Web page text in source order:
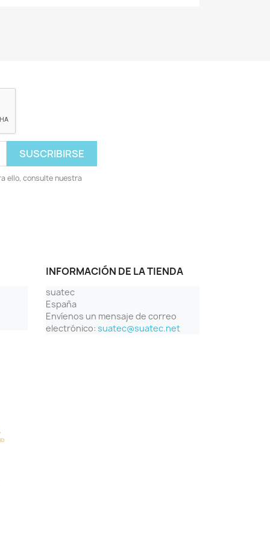
ello, consulte nuestra
INFORMACIÓN DE LA TIENDA
suatec
España
Envíenos un mensaje de correo
electrónico: suatec@suatec.net